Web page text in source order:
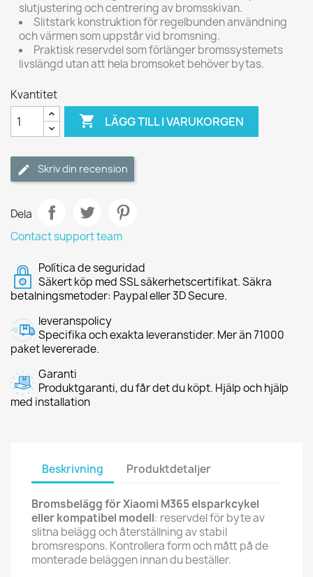
slutjustering och centrering av bromsskivan.
Slitstark konstruktion för regelbunden användning
och värmen som uppstår vid bromsning.
Praktisk reservdel som förlänger bromssystemets
livslängd utan att hela bromsoket behöver bytas.
Kvantitet
 LÄGG TILL I VARUKORGEN
Skriv din recension
Dela
Contact support team
Política de seguridad
Säkert köp med SSL säkerhetscertifikat. Säkra
betalningsmetoder: Paypal eller 3D Secure.
leveranspolicy
Specifika och exakta leveranstider. Mer än 71000
paket levererade.
Garanti
Produktgaranti, du får det du köpt. Hjälp och hjälp
med installation
Beskrivning Produktdetaljer
Bromsbelägg för Xiaomi M365 elsparkcykel
eller kompatibel modell: reservdel för byte av
slitna belägg och återställning av stabil
bromsrespons. Kontrollera form och mått på de
monterade beläggen innan du beställer.